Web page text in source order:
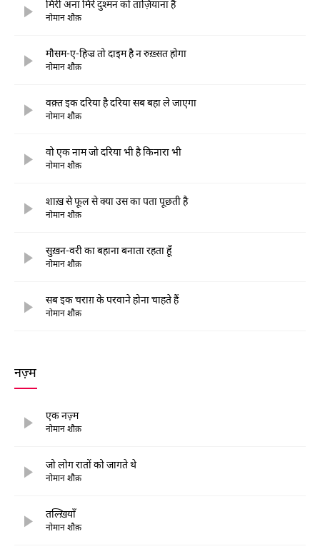
मिरी अना मिरे दुश्मन को ताज़ियाना है
नोमान शौक़
मौसम-ए-हिज्र तो दाइम है न रुख़्सत होगा
नोमान शौक़
वक़्त इक दरिया है दरिया सब बहा ले जाएगा
नोमान शौक़
वो एक नाम जो दरिया भी है किनारा भी
नोमान शौक़
शाख़ से फूल से क्या उस का पता पूछती है
नोमान शौक़
सुख़न-वरी का बहाना बनाता रहता हूँ
नोमान शौक़
सब इक चराग़ के परवाने होना चाहते हैं
नोमान शौक़
नज़्म
एक नज़्म
नोमान शौक़
जो लोग रातों को जागते थे
नोमान शौक़
तल्ख़ियाँ
नोमान शौक़